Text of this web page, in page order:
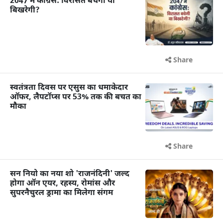
बिखरेगी?
Share
स्वतंत्रता दिवस पर एसुस का धमाकेदार
ऑफर, लैपटॉप्स पर 53% तक की बचत का
मौका
Share
सन नियो का नया शो 'राजनंदिनी' जल्द
होगा ऑन एयर, रहस्य, रोमांस और
सुपरनैचुरल ड्रामा का मिलेगा संगम